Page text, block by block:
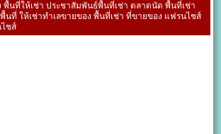
พื้นที่ให้เช่า ประชาสัมพันธ์พื้นที่เช่า ตลาดนัด พื้นที่เช่า
นที่ ให้เช่าทำเลขายของ พื้นที่เช่า ที่ขายของ แฟรนไชส์
ชส์